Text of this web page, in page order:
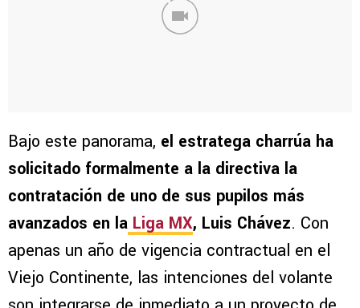
Bajo este panorama, el estratega charrúa ha
solicitado formalmente a la directiva la
contratación de uno de sus pupilos más
avanzados en la Liga MX, Luis Chávez. Con
apenas un año de vigencia contractual en el
Viejo Continente, las intenciones del volante